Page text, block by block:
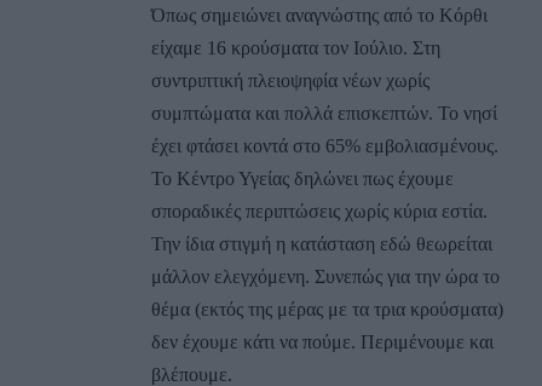
Όπως σημειώνει αναγνώστης από το Κόρθι
είχαμε 16 κρούσματα τον Ιούλιο. Στη
συντριπτική πλειοψηφία νέων χωρίς
συμπτώματα και πολλά επισκεπτών. Το νησί
έχει φτάσει κοντά στο 65% εμβολιασμένους.
Το Κέντρο Υγείας δηλώνει πως έχουμε
σποραδικές περιπτώσεις χωρίς κύρια εστία.
Την ίδια στιγμή η κατάσταση εδώ θεωρείται
μάλλον ελεγχόμενη. Συνεπώς για την ώρα το
θέμα (εκτός της μέρας με τα τρια κρούσματα)
δεν έχουμε κάτι να πούμε. Περιμένουμε και
βλέπουμε.